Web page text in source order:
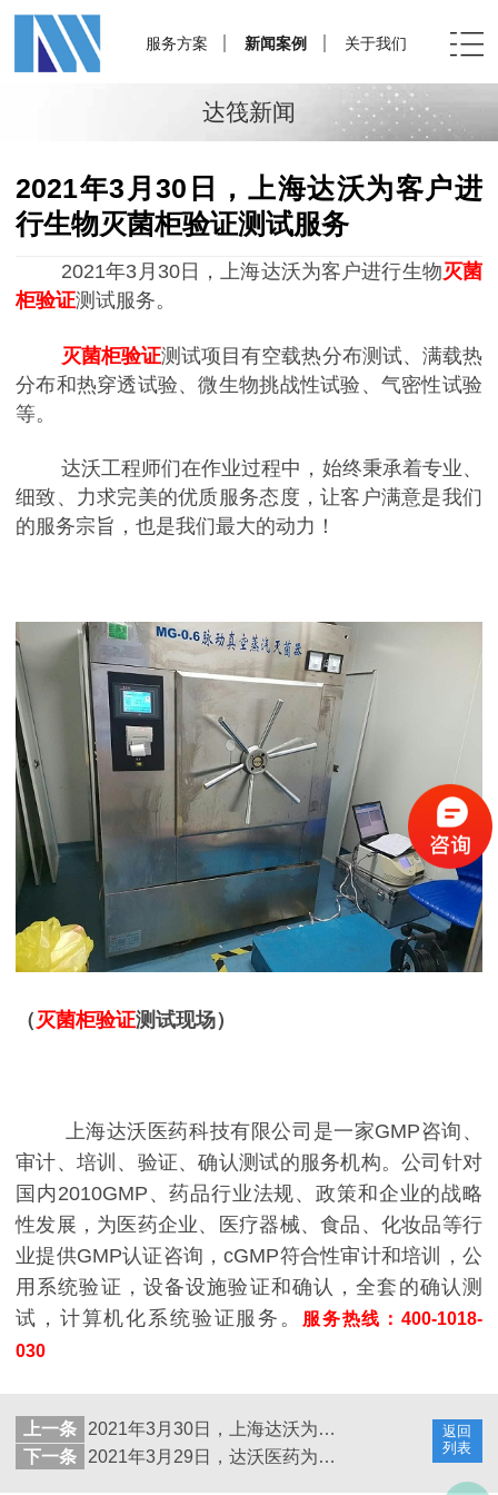
服务方案 新闻案例 关于我们
达筏新闻
2021年3月30日，上海达沃为客户进
行生物灭菌柜验证测试服务
2021年3月30日 ，上海达沃为客户进行生物灭菌
柜验证测试服务。
灭菌柜验证测试项目有空载热分布测试、满载热
分布和热穿透试验、微生物挑战性试验、气密性试验
等。
达沃工程师们在作业过程中，始终秉承着专业、
细致、力求完美的优质服务态度，让客户满意是我们
的服务宗旨，也是我们最大的动力！
（ 灭菌柜验证测试现场）
上海达沃医药科技有限公司是一家GMP咨询、
审计、培训、验证、确认测试的服务机构。公司针对
国内2010GMP、药品行业法规、政策和企业的战略
性发展，为医药企业、医疗器械、食品、化妆品等行
业提供GMP认证咨询，cGMP符合性审计和培训，公
用系统验证，设备设施验证和确认，全套的确认测
试，计算机化系统验证服务。
服务热线：400-1018-
030
返回
列表
上一条
2021年3月30日，上海达沃为客户进行空调系统的检测（洁净室检测）
下一条
2021年3月29日，达沃医药为上海生物制品研究所进行培养箱验证服务